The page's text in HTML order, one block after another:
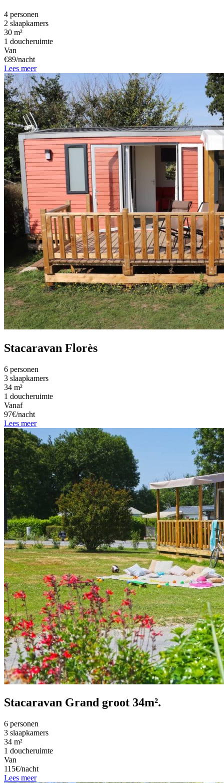
4 personen
2 slaapkamers
30 m²
1 doucheruimte
Van
€89/nacht
Lees meer
Stacaravan Florès
6 personen
3 slaapkamers
34 m²
1 doucheruimte
Vanaf
97€/nacht
Lees meer
Stacaravan Grand groot 34m².
6 personen
3 slaapkamers
34 m²
1 doucheruimte
Van
115€/nacht
Lees meer